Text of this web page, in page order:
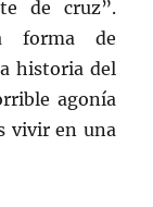
de cruz”.
forma de
historia del
agonía
vivir en una